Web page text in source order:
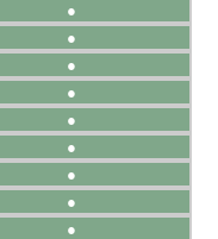
●
●
●
●
●
●
●
●
●